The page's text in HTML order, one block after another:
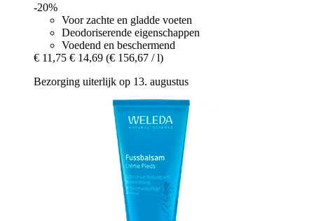
-20%
Voor zachte en gladde voeten
Deodoriserende eigenschappen
Voedend en beschermend
€ 11,75 € 14,69 (€ 156,67 / l)
Bezorging uiterlijk op 13. augustus